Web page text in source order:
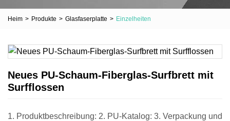
Heim > Produkte > Glasfaserplatte > Einzelheiten
Neues PU-Schaum-Fiberglas-Surfbrett mit
Surfflossen
1. Produktbeschreibung: 2. PU-Katalog: 3. Verpackung und